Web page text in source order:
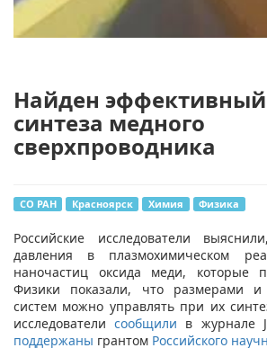
Найден эффективный
синтеза медного
сверхпроводника
СО РАН Красноярск Химия Физика
Российские исследователи
давления в плазмохимическом
наночастиц оксида меди, которые
Физики показали, что размерами и
систем можно управлять при их
исследователисообщили в журнале
поддержаны грантом Российского